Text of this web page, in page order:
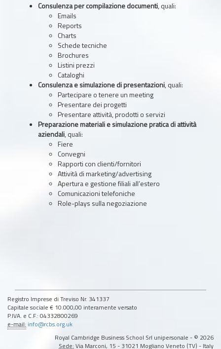
Consulenza per compilazione documenti, quali:
Emails
Reports
Charts
Schede tecniche
Brochures
Listini prezzi
Cataloghi
Consulenza e simulazione di presentazioni, quali:
Partecipare o tenere un meeting
Presentare dei progetti
Presentare attività, prodotti o servizi
Preparazione materiali e simulazione pratica di attività
aziendali, quali:
Fiere
Convegni
Rapporti con clienti/fornitori
Attività di marketing/advertising
Apertura e gestione filiali all’estero
Comunicazioni telefoniche
Role-plays sulla negoziazione
Registro Imprese di Treviso Nr. 341337
Capitale sociale € 10.000,00 interamente versato
P.IVA. e C.F.: 04332800269
e-mail: info@rcbs.org.uk
Royal Cambridge Business School Srl unipersonale - © 2026
Sede: Via Marconi, 15 - 31021 Mogliano Veneto (TV) - Italy